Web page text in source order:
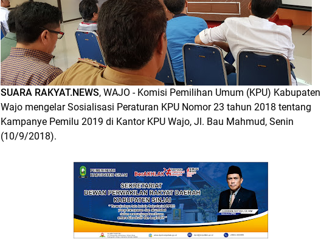
SUARA RAKYAT.NEWS, WAJO - Komisi Pemilihan Umum (KPU) Kabupaten
Wajo mengelar Sosialisasi Peraturan KPU Nomor 23 tahun 2018 tentang
Kampanye Pemilu 2019 di Kantor KPU Wajo, Jl. Bau Mahmud, Senin
(10/9/2018).